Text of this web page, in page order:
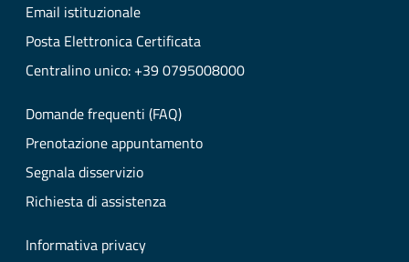
Email istituzionale
Posta Elettronica Certificata
Centralino unico: +39 0795008000
Domande frequenti (FAQ)
Prenotazione appuntamento
Segnala disservizio
Richiesta di assistenza
Informativa privacy